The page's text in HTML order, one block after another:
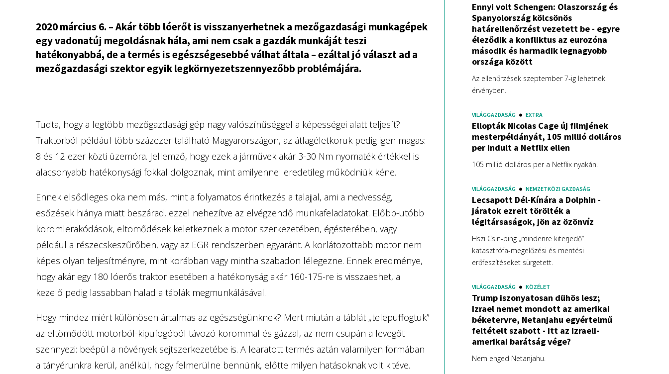
2020 március 6. – Akár több lóerőt is visszanyerhetnek a mezőgazdasági munkagépek
egy vadonatúj megoldásnak hála, ami nem csak a gazdák munkáját teszi
hatékonyabbá, de a termés is egészségesebbé válhat általa – ezáltal jó választ ad a
mezőgazdasági szektor egyik legkörnyezetszennyezőbb problémájára.
Tudta, hogy a legtöbb mezőgazdasági gép nagy valószínűséggel a képességei alatt teljesít?
Traktorból például több százezer található Magyarországon, az átlagéletkoruk pedig igen magas:
8 és 12 ezer közti üzemóra. Jellemző, hogy ezek a járművek akár 3-30 Nm nyomaték értékkel is
alacsonyabb hatékonysági fokkal dolgoznak, mint amilyennel eredetileg működniük kéne.
Ennek elsődleges oka nem más, mint a folyamatos érintkezés a talajjal, ami a nedvesség,
esőzések hiánya miatt beszárad, ezzel nehezítve az elvégzendő munkafeladatokat. Előbb-utóbb
koromlerakódások, eltömődések keletkeznek a motor szerkezetében, égésterében, vagy
például a részecskeszűrőben, vagy az EGR rendszerben egyaránt. A korlátozottabb motor nem
képes olyan teljesítményre, mint korábban vagy mintha szabadon lélegezne. Ennek eredménye,
hogy akár egy 180 lóerős traktor esetében a hatékonyság akár 160-175-re is visszaeshet, a
kezelő pedig lassabban halad a táblák megmunkálásával.
Hogy mindez miért különösen ártalmas az egészségünknek? Mert miután a táblát „telepuffogtuk”
az eltömődött motorból-kipufogóból távozó korommal és gázzal, az nem csupán a levegőt
szennyezi: beépül a növények sejtszerkezetébe is. A learatott termés aztán valamilyen formában
a tányérunkra kerül, anélkül, hogy felmerülne bennünk, előtte milyen hatásoknak volt kitéve.
Ennyi volt Schengen: Olaszország és
Spanyolország kölcsönös
határellenőrzést vezetett be - egyre
éleződik a konfliktus az eurozóna
második és harmadik legnagyobb
országa között
Az ellenőrzések szeptember 7-ig lehetnek
érvényben.
VILÁGGAZDASÁG EXTRA
Ellopták Nicolas Cage új filmjének
mesterpéldányát, 105 millió dolláros
per indult a Netflix ellen
105 millió dolláros per a Netflix nyakán.
VILÁGGAZDASÁG NEMZETKÖZI GAZDASÁG
Lecsapott Dél-Kínára a Dolphin -
járatok ezreit törölték a
légitársaságok, jön az özönvíz
Hszi Csin-ping „mindenre kiterjedő”
katasztrófa-megelőzési és mentési
erőfeszítéseket sürgetett.
VILÁGGAZDASÁG KÖZÉLET
Trump iszonyatosan dühös lesz;
Izrael nemet mondott az amerikai
béketervre, Netanjahu egyértelmű
feltételt szabott - itt az izraeli-
amerikai barátság vége?
Nem enged Netanjahu.